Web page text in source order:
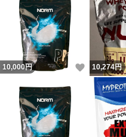
10,000円 いいね！
10,274円